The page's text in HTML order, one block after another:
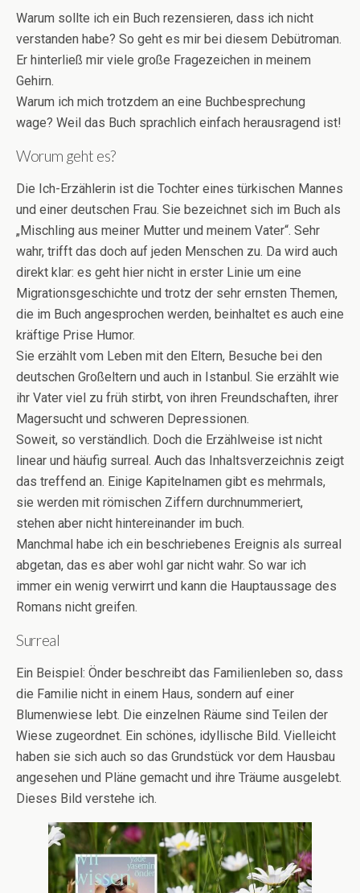
Warum sollte ich ein Buch rezensieren, dass ich nicht
verstanden habe? So geht es mir bei diesem Debütroman.
Er hinterließ mir viele große Fragezeichen in meinem
Gehirn.
Warum ich mich trotzdem an eine Buchbesprechung
wage? Weil das Buch sprachlich einfach herausragend ist!
Worum geht es?
Die Ich-Erzählerin ist die Tochter eines türkischen Mannes
und einer deutschen Frau. Sie bezeichnet sich im Buch als
„Mischling aus meiner Mutter und meinem Vater“. Sehr
wahr, trifft das doch auf jeden Menschen zu. Da wird auch
direkt klar: es geht hier nicht in erster Linie um eine
Migrationsgeschichte und trotz der sehr ernsten Themen,
die im Buch angesprochen werden, beinhaltet es auch eine
kräftige Prise Humor.
Sie erzählt vom Leben mit den Eltern, Besuche bei den
deutschen Großeltern und auch in Istanbul. Sie erzählt wie
ihr Vater viel zu früh stirbt, von ihren Freundschaften, ihrer
Magersucht und schweren Depressionen.
Soweit, so verständlich. Doch die Erzählweise ist nicht
linear und häufig surreal. Auch das Inhaltsverzeichnis zeigt
das treffend an. Einige Kapitelnamen gibt es mehrmals,
sie werden mit römischen Ziffern durchnummeriert,
stehen aber nicht hintereinander im buch.
Manchmal habe ich ein beschriebenes Ereignis als surreal
abgetan, das es aber wohl gar nicht wahr. So war ich
immer ein wenig verwirrt und kann die Hauptaussage des
Romans nicht greifen.
Surreal
Ein Beispiel: Önder beschreibt das Familienleben so, dass
die Familie nicht in einem Haus, sondern auf einer
Blumenwiese lebt. Die einzelnen Räume sind Teilen der
Wiese zugeordnet. Ein schönes, idyllische Bild. Vielleicht
haben sie sich auch so das Grundstück vor dem Hausbau
angesehen und Pläne gemacht und ihre Träume ausgelebt.
Dieses Bild verstehe ich.